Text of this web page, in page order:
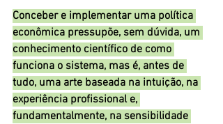
Conceber e implementar uma política
econômica pressupõe, sem dúvida, um
conhecimento científico de como
funciona o sistema, mas é, antes de
tudo, uma arte baseada na intuição, na
experiência profissional e,
fundamentalmente, na sensibilidade